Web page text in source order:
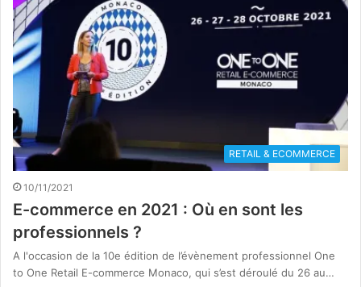
RETAIL & ECOMMERCE
10/11/2021
E-commerce en 2021 : Où en sont les
professionnels ?
A l'occasion de la 10e édition de l’évènement professionnel One
to One Retail E-commerce Monaco, qui s’est déroulé du 26 au…